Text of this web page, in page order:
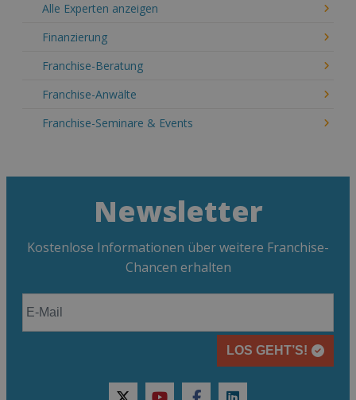
Alle Experten anzeigen
Finanzierung
Franchise-Beratung
Franchise-Anwälte
Franchise-Seminare & Events
Newsletter
Kostenlose Informationen über weitere Franchise-
Chancen erhalten
LOS GEHT’S!